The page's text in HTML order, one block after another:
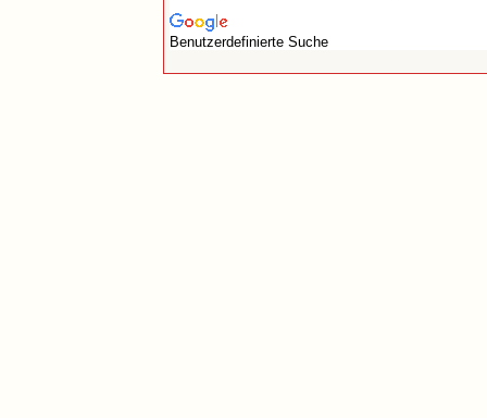
Benutzerdefinierte Suche